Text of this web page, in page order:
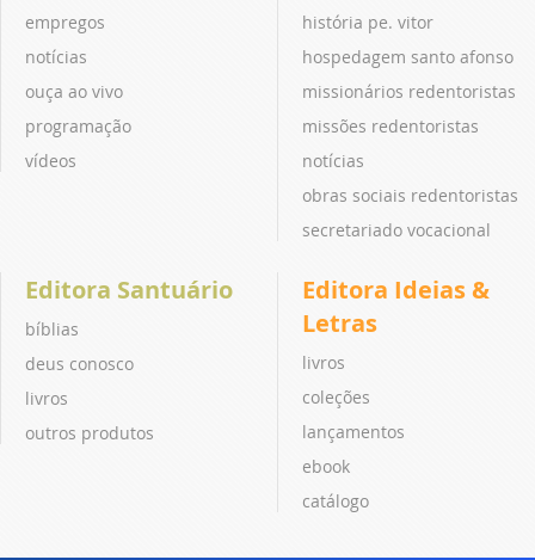
empregos
notícias
ouça ao vivo
programação
vídeos
história pe. vitor
hospedagem santo afonso
missionários redentoristas
missões redentoristas
notícias
obras sociais redentoristas
secretariado vocacional
Editora Santuário
bíblias
deus conosco
livros
outros produtos
Editora Ideias &
Letras
livros
coleções
lançamentos
ebook
catálogo